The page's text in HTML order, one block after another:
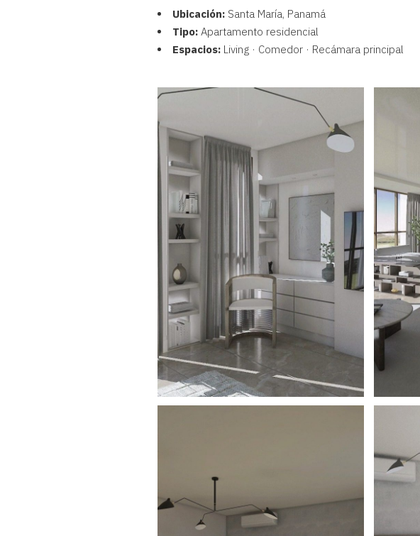
Ubicación: Santa María, Panamá
Tipo: Apartamento residencial
Espacios: Living · Comedor · Recámara principal